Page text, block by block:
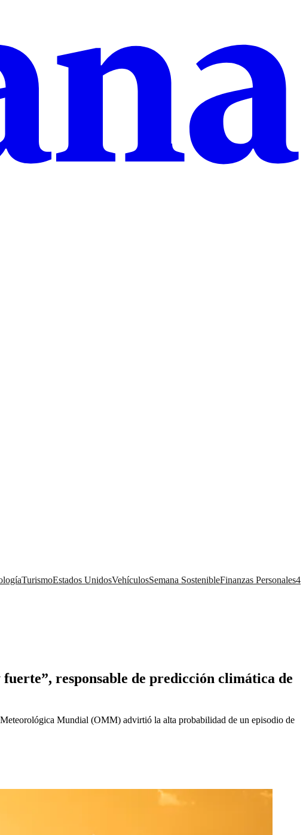
TurismoEstados UnidosVehículosSemana SostenibleFinanzas Personales4
responsable de predicción climática de
Mundial (OMM) advirtió la alta probabilidad de un episodio de